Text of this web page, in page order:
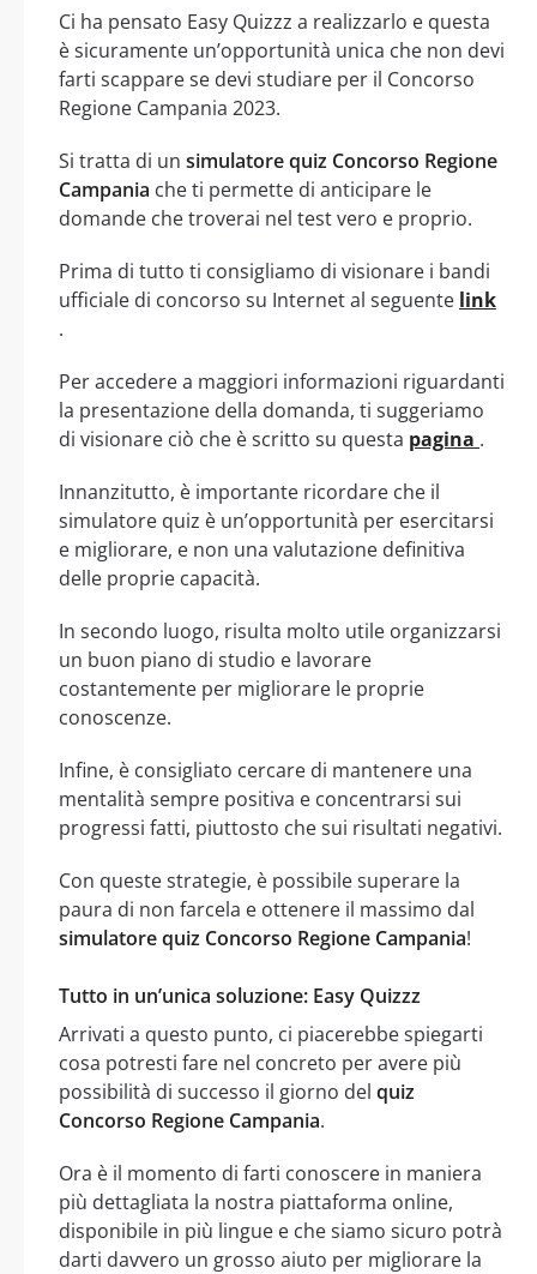
Ci ha pensato Easy Quizzz a realizzarlo e questa
è sicuramente un’opportunità unica che non devi
farti scappare se devi studiare per il Concorso
Regione Campania 2023.
Si tratta di un simulatore quiz Concorso Regione
Campania che ti permette di anticipare le
domande che troverai nel test vero e proprio.
Prima di tutto ti consigliamo di visionare i bandi
ufficiale di concorso su Internet al seguente link
.
Per accedere a maggiori informazioni riguardanti
la presentazione della domanda, ti suggeriamo
di visionare ciò che è scritto su questa pagina .
Innanzitutto, è importante ricordare che il
simulatore quiz è un’opportunità per esercitarsi
e migliorare, e non una valutazione definitiva
delle proprie capacità.
In secondo luogo, risulta molto utile organizzarsi
un buon piano di studio e lavorare
costantemente per migliorare le proprie
conoscenze.
Infine, è consigliato cercare di mantenere una
mentalità sempre positiva e concentrarsi sui
progressi fatti, piuttosto che sui risultati negativi.
Con queste strategie, è possibile superare la
paura di non farcela e ottenere il massimo dal
simulatore quiz Concorso Regione Campania!
Tutto in un’unica soluzione: Easy Quizzz
Arrivati a questo punto, ci piacerebbe spiegarti
cosa potresti fare nel concreto per avere più
possibilità di successo il giorno del quiz
Concorso Regione Campania.
Ora è il momento di farti conoscere in maniera
più dettagliata la nostra piattaforma online,
disponibile in più lingue e che siamo sicuro potrà
darti davvero un grosso aiuto per migliorare la